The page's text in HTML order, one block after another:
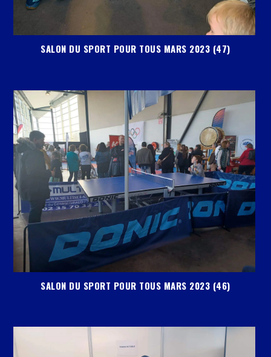
SALON DU SPORT POUR TOUS MARS 2023 (47)
SALON DU SPORT POUR TOUS MARS 2023 (46)